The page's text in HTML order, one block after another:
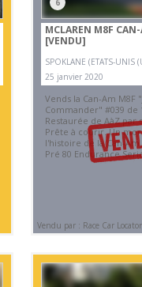
MCLAREN M8F
[VENDU]
SPOKLANE (ETATS-UNIS
25 janvier 2020
Vends la Can-Am M8F
Commander" #039 de
Restaurée de AàZ par
Prête à courir. Un
l'histoire de la Can-
Pré 80 Endurance
Vendu par : Race Car